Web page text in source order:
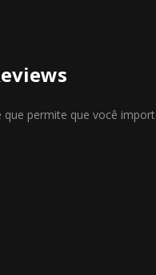
permite que você